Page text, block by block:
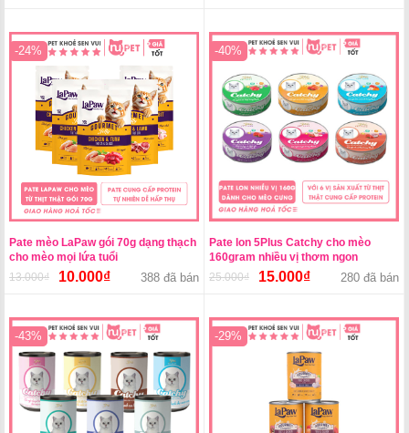
là:
110.000₫.
tại
là:
80.000₫.
là:
15.000₫.
tại
là:
12.000₫.
-24%
Pate mèo LaPaw gói 70g dạng thạch
cho mèo mọi lứa tuổi
13.000₫
Giá
là:
13.000₫.
10.000₫Giá
tại
là:
10.000₫.
388 đã bán
-40%
Pate lon 5Plus Catchy cho mèo
160gram nhiều vị thơm ngon
25.000₫
Giá
là:
25.000₫.
15.000₫Giá
tại
là:
15.000₫.
280 đã bán
-43% -29%